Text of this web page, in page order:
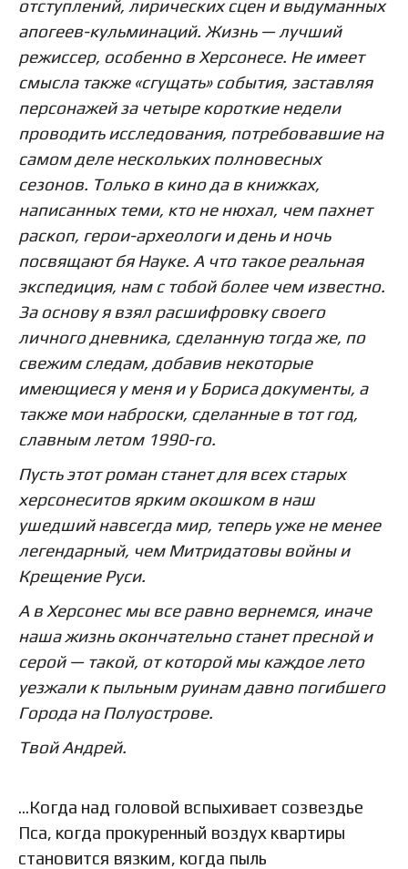
отступлений, лирических сцен и выдуманных
апогеев-кульминаций. Жизнь — лучший
режиссер, особенно в Херсонесе. Не имеет
смысла также «сгущать» события, заставляя
персонажей за четыре короткие недели
проводить исследования, потребовавшие на
самом деле нескольких полновесных
сезонов. Только в кино да в книжках,
написанных теми, кто не нюхал, чем пахнет
раскоп, герои-археологи и день и ночь
посвящают бя Науке. А что такое реальная
экспедиция, нам с тобой более чем известно.
За основу я взял расшифровку своего
личного дневника, сделанную тогда же, по
свежим следам, добавив некоторые
имеющиеся у меня и у Бориса документы, а
также мои наброски, сделанные в тот год,
славным летом 1990-го.
Пусть этот роман станет для всех старых
херсонеситов ярким окошком в наш
ушедший навсегда мир, теперь уже не менее
легендарный, чем Митридатовы войны и
Крещение Руси.
А в Херсонес мы все равно вернемся, иначе
наша жизнь окончательно станет пресной и
серой — такой, от которой мы каждое лето
уезжали к пыльным руинам давно погибшего
Города на Полуострове.
Твой Андрей.
…Когда над головой вспыхивает созвездье
Пса, когда прокуренный воздух квартиры
становится вязким, когда пыль